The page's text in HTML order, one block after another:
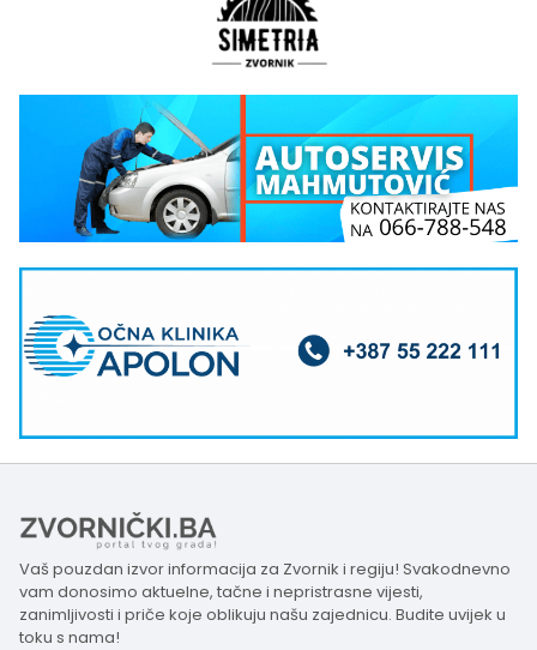
Vaš pouzdan izvor informacija za Zvornik i regiju! Svakodnevno
vam donosimo aktuelne, tačne i nepristrasne vijesti,
zanimljivosti i priče koje oblikuju našu zajednicu. Budite uvijek u
toku s nama!